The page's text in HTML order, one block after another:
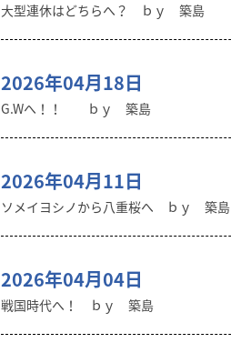
大型連休はどちらへ？ ｂｙ 築島
2026年04月18日
G.Wへ！！ ｂｙ 築島
2026年04月11日
ソメイヨシノから八重桜へ ｂｙ 築島
2026年04月04日
戦国時代へ！ ｂｙ 築島